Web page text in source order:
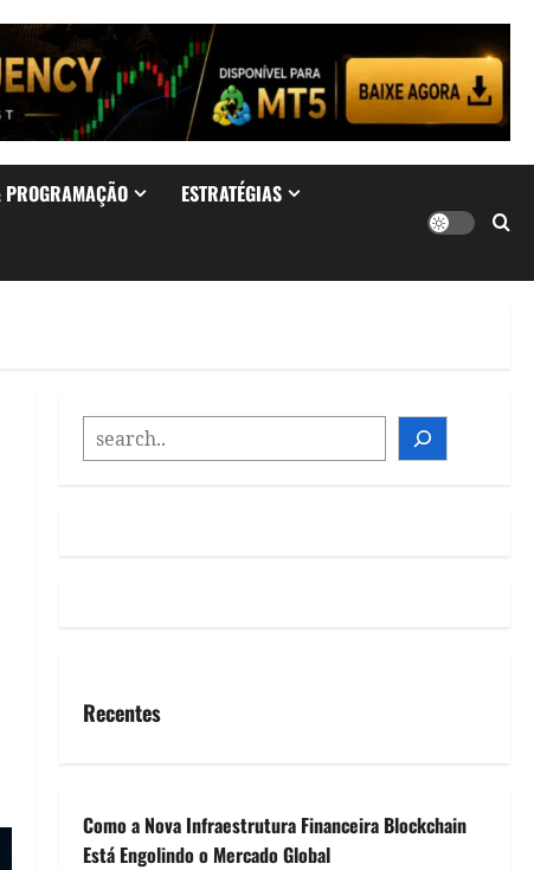
ESTRATÉGIAS
SEARCH
Recentes
Como a Nova Infraestrutura Financeira Blockchain
Está Engolindo o Mercado Global